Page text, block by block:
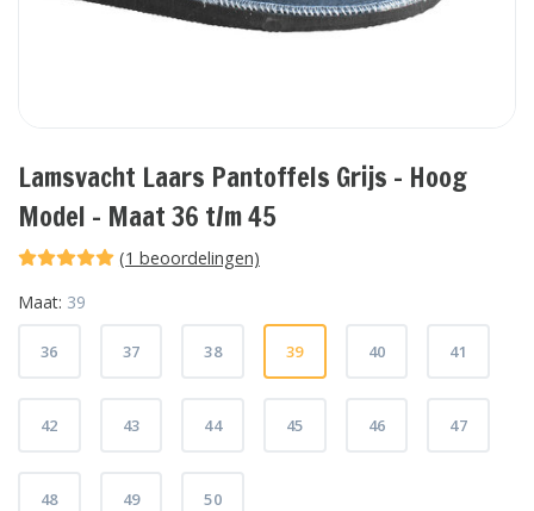
Lamsvacht Laars Pantoffels Grijs - Hoog
Model - Maat 36 t/m 45
(1 beoordelingen)
Maat: 39
36 37 38 39 40 41
42 43 44 45 46 47
48 49 50